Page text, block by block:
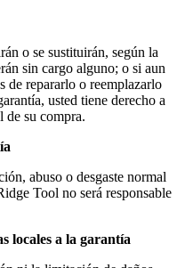
o se sustituirán, según la
sin cargo alguno; o si aun
de repararlo o reemplazarlo
usted tiene derecho a
de su compra.
abuso o desgaste normal
Tool no será responsable
locales a la garantía